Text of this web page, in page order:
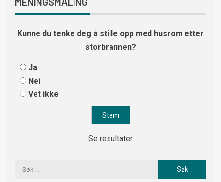
Kunne du tenke deg å stille opp med husrom etter
storbrannen?
Ja
Nei
Vet ikke
Se resultater